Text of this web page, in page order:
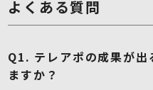
よくある質問
Q1. テレアポの成果が出
ますか？